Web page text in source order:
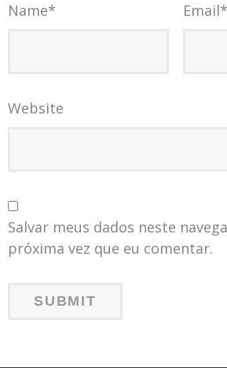
Name* Email*
Website
Salvar meus dados neste
próxima vez que eu comentar.